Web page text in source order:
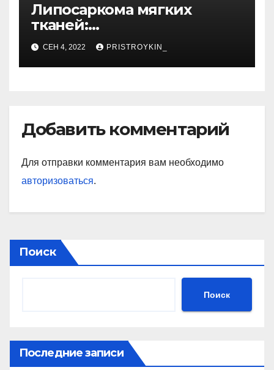
Липосаркома мягких
тканей:
высокодифференцированн
ая, плеоморфная,
миксоидная
СЕН 4, 2022 PRISTROYKIN_
Добавить комментарий
Для отправки комментария вам необходимо
авторизоваться.
Поиск
Поиск
Последние записи